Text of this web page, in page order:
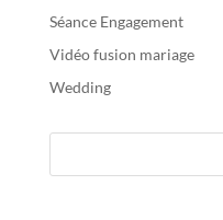
Séance Engagement
Vidéo fusion mariage
Wedding